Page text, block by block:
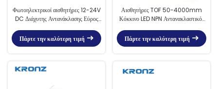
Φωτοηλεκτρικοί αισθητήρες 12-24V
DC Διάχυτης Αντανάκλασης Εύρος
Χαρτί
Πάρτε την καλύτερη τιμή
Αισθητήρες TOF 50-4000mm
Κόκκινο LED NPN Αντανακλαστικός
Αισθητήρας
Πάρτε την καλύτερη τιμή